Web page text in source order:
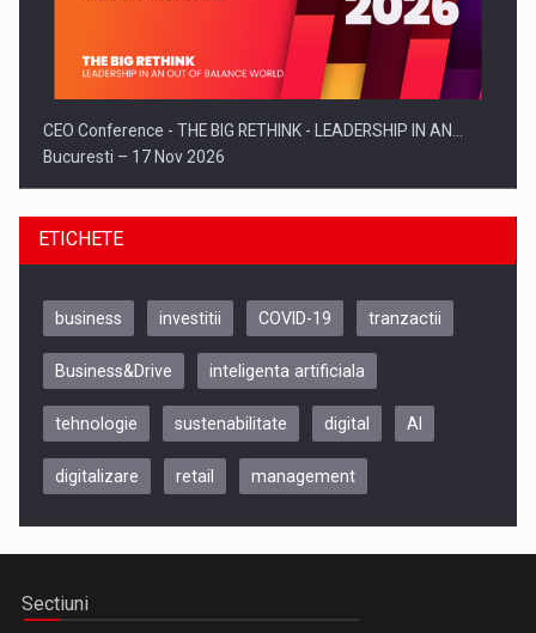
CEO Conference - THE BIG RETHINK - LEADERSHIP IN AN…
Bucuresti – 17 Nov 2026
Be Inspired. Make it Happen!, CLUJ, 9 Decembrie
ETICHETE
business investitii COVID-19 tranzactii
Business&Drive inteligenta artificiala
tehnologie sustenabilitate digital AI
digitalizare retail management
Sectiuni